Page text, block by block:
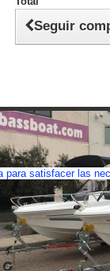
Seguir
para satisfacer las